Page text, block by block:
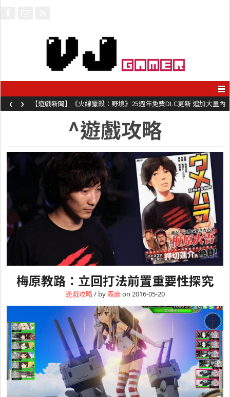
【遊戲新聞】《火線獵殺：野境》25週年免費DLC更新 追加大量內
容同時系舊作限時超平價折扣
‹ ›
^遊戲攻略
梅原教路：立回打法前置重要性探究
遊戲攻略/ by森麻on 2016-05-20